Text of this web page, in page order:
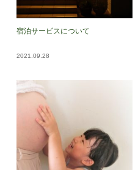
宿泊サービスについて
2021.09.28